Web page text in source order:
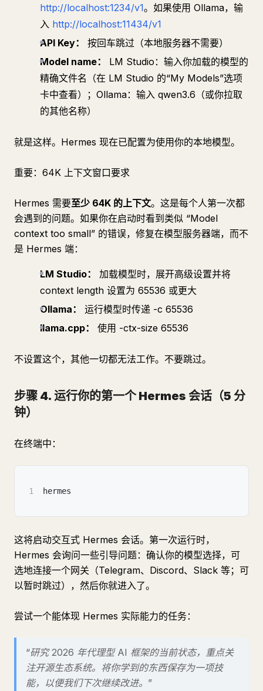
http://localhost:1234/v1。如果使用 Ollama，输
入 http://localhost:11434/v1
API Key：
按回车跳过（本地服务器不需要）
Model name：
LM Studio：输入你加载的模型的
精确文件名（在 LM Studio 的“My Models”选项
卡中查看）；Ollama：输入 qwen3.6（或你拉取
的其他名称）
就是这样。Hermes 现在已配置为使用你的本地模型。
重要：64K 上下文窗口要求
Hermes 需要至少 64K 的上下文。这是每个人第一次都
会遇到的问题。如果你在启动时看到类似 “Model
context too small” 的错误，修复在模型服务器端，而不
是 Hermes 端：
LM Studio：
加载模型时，展开高级设置并将
context length 设置为 65536 或更大
Ollama：
运行模型时传递 -c 65536
llama.cpp：
使用 -ctx-size 65536
不设置这个，其他一切都无法工作。不要跳过。
步骤 4. 运行你的第一个 Hermes 会话（5 分
钟）
在终端中：
1 hermes
这将启动交互式 Hermes 会话。第一次运行时，
Hermes 会询问一些引导问题：确认你的模型选择，可
选地连接一个网关（Telegram、Discord、Slack 等；可
以暂时跳过），然后你就进入了。
尝试一个能体现 Hermes 实际能力的任务：
“研究 2026 年代理型 AI 框架的当前状态，重点关
注开源生态系统。将你学到的东西保存为一项技
能，以便我们下次继续改进。”